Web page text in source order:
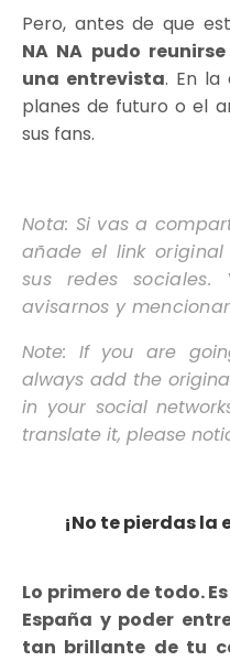
Pero, antes de que
NA NA pudo
una entrevista. En la
planes de futuro o el
sus fans.
Nota: Si vas a
añade el link
sus redes
avisarnos y
Note: If you are
always add the
in your social
translate it, please
¡No te pierdas
Lo primero de todo.
España y poder
tan brillante de tu